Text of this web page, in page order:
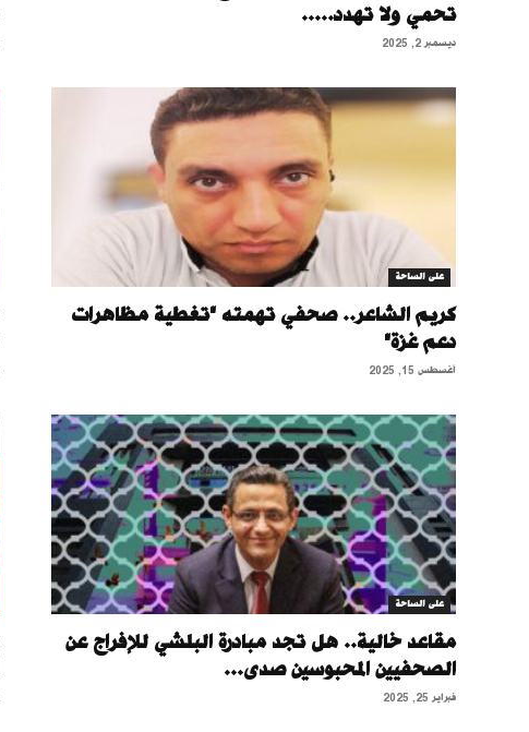
تحمي ولا تهدد.....
ديسمبر 2, 2025
على الساحة
كريم الشاعر.. صحفي تهمته "تغطية مظاهرات
دعم غزة"
أغسطس 15, 2025
على الساحة
مقاعد خالية.. هل تجد مبادرة البلشي للإفراج عن
الصحفيين المحبوسين صدى...
فبراير 25, 2025